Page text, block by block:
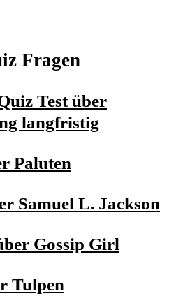
Fragen
Test über
langfristig
Paluten
Samuel L. Jackson
Gossip Girl
Tulpen